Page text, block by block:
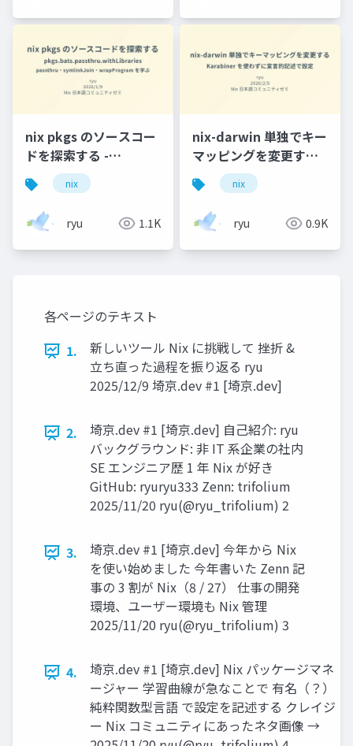
nix pkgs のソースコー
ドを探索する -
pkgs.bats.passthru.withLibraries
- passthru・
symlinkJoin・
wrapProgram を学ぶ
nix
ryu 1.1K
nix-darwin 単独でキー
マッピングを変更する -
Karabiner を使わずに
宣言的記述で設定
nix
ryu 0.9K
各ページのテキスト
1.
新しいツール Nix に挑戦して 挫折 &
立ち直った過程を振り返る ryu
2025/12/9 埼京.dev #1 [埼京.dev]
2.
埼京.dev #1 [埼京.dev] 自己紹介: ryu
バックグラウンド: 非 IT 系企業の社内
SE エンジニア歴 1 年 Nix が好き
GitHub: ryuryu333 Zenn: trifolium
2025/11/20 ryu(@ryu_trifolium) 2
3.
埼京.dev #1 [埼京.dev] 今年から Nix
を使い始めました 今年書いた Zenn 記
事の 3 割が Nix（8 / 27） 仕事の開発
環境、ユーザー環境も Nix 管理
2025/11/20 ryu(@ryu_trifolium) 3
4.
埼京.dev #1 [埼京.dev] Nix パッケージマネ
ージャー 学習曲線が急なことで 有名（？）
純粋関数型言語 で設定を記述する クレイジ
ー Nix コミュニティにあったネタ画像 →